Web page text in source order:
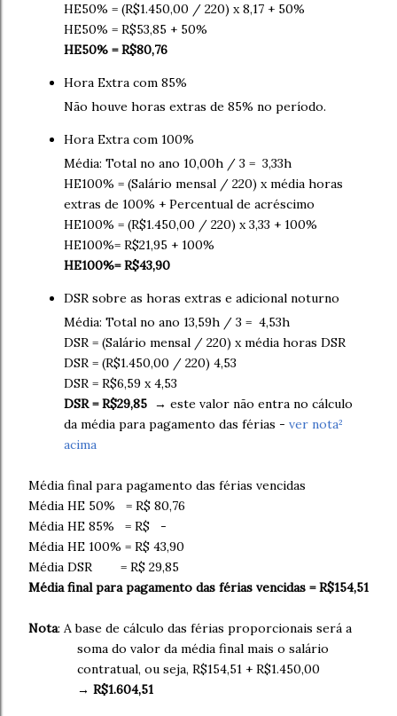
HE50% = (R$1.450,00 / 220) x 8,17 + 50%
HE50% = R$53,85 + 50%
HE50% = R$80,76
Hora Extra com 85%
Não houve horas extras de 85% no período.
Hora Extra com 100%
Média: Total no ano 10,00h / 3 = 3,33h
HE100% = (Salário mensal / 220) x média horas
extras de 100% + Percentual de acréscimo
HE100% = (R$1.450,00 / 220) x 3,33 + 100%
HE100%= R$21,95 + 100%
HE100%= R$43,90
DSR sobre as horas extras e adicional noturno
Média: Total no ano 13,59h / 3 = 4,53h
DSR = (Salário mensal / 220) x média horas DSR
DSR = (R$1.450,00 / 220) 4,53
DSR = R$6,59 x 4,53
DSR = R$29,85 → este valor não entra no cálculo
da média para pagamento das férias - ver nota²
acima
Média final para pagamento das férias vencidas
Média HE 50% = R$ 80,76
Média HE 85% = R$ -
Média HE 100% = R$ 43,90
Média DSR = R$ 29,85
Média final para pagamento das férias vencidas = R$154,51
Nota: A base de cálculo das férias proporcionais será a
soma do valor da média final mais o salário
contratual, ou seja, R$154,51 + R$1.450,00
→ R$1.604,51